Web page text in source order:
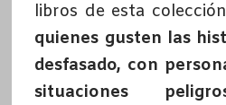
libros de esta
quienes gusten las
desfasado, con
situaciones